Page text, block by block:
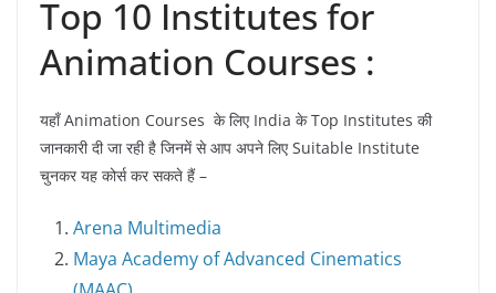
Top 10 Institutes for
Animation Courses :
यहाँ Animation Courses के लिए India के Top Institutes की
जानकारी दी जा रही है जिनमें से आप अपने लिए Suitable Institute
चुनकर यह कोर्स कर सकते हैं –
Arena Multimedia
Maya Academy of Advanced Cinematics